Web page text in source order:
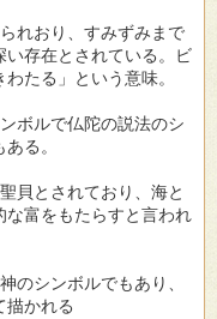
れおり、すみずみまで
存在とされている。ビ
たる」という意味。
ボルで仏陀の説法のシ
る。
貝とされており、海と
富をもたらすと言われ
のシンボルでもあり、
描かれる